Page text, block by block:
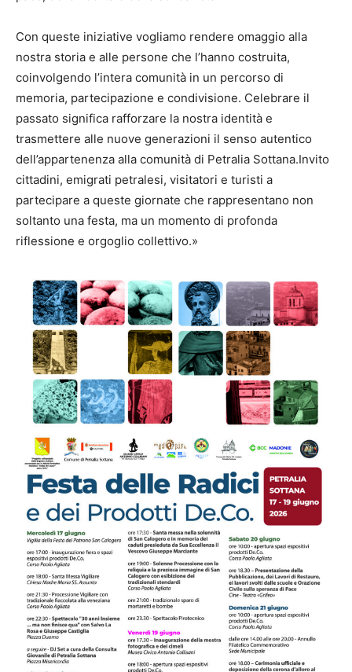
Con queste iniziative vogliamo rendere omaggio alla
nostra storia e alle persone che l’hanno costruita,
coinvolgendo l’intera comunità in un percorso di
memoria, partecipazione e condivisione. Celebrare il
passato significa rafforzare la nostra identità e
trasmettere alle nuove generazioni il senso autentico
dell’appartenenza alla comunità di Petralia Sottana.Invito
cittadini, emigrati petralesi, visitatori e turisti a
partecipare a queste giornate che rappresentano non
soltanto una festa, ma un momento di profonda
riflessione e orgoglio collettivo.»